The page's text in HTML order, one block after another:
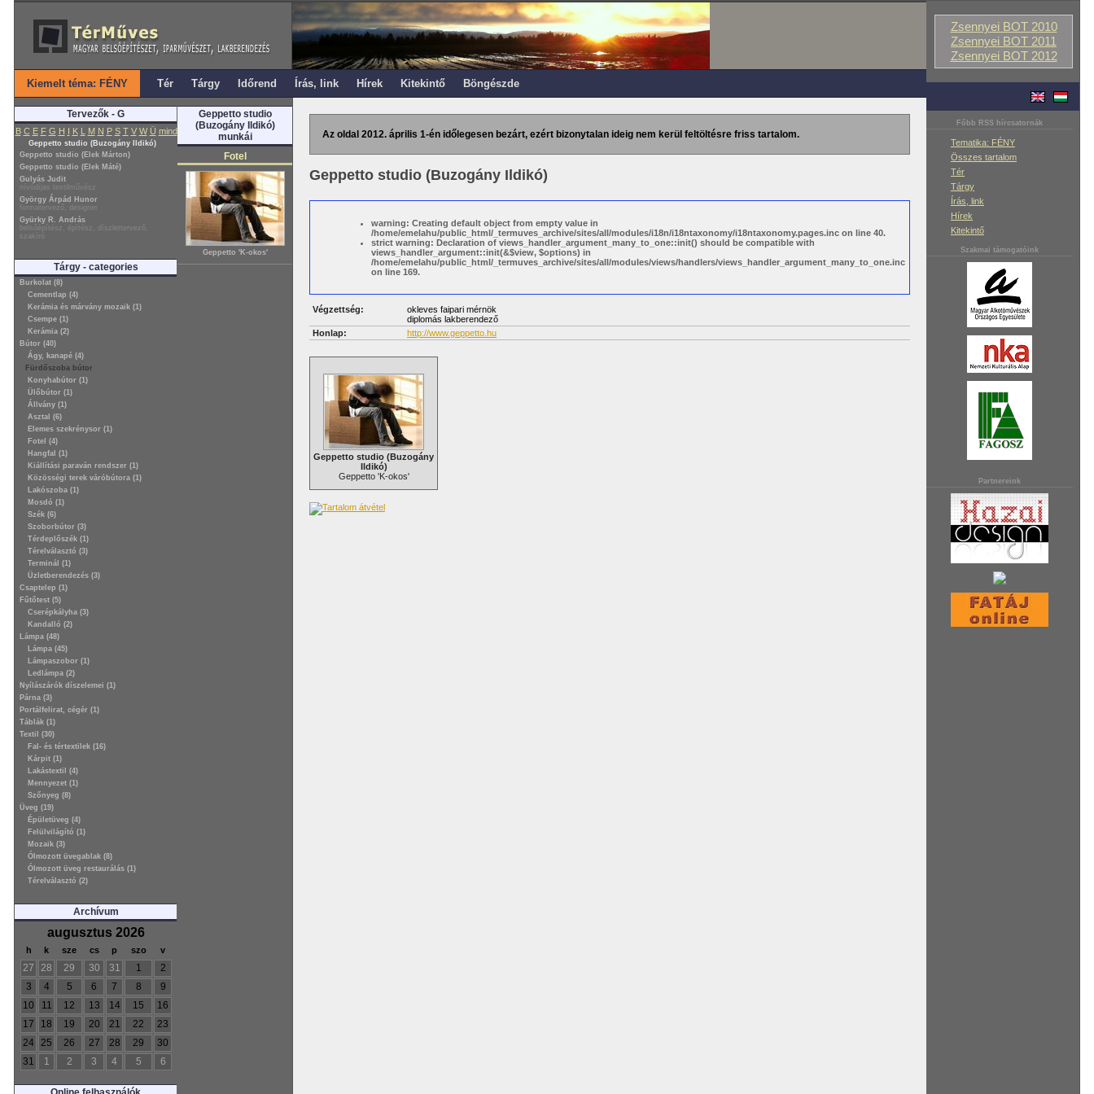
Zsennyei BOT 2010
Zsennyei BOT 2011
Zsennyei BOT 2012
Főbb RSS hírcsatornák
Tematika: FÉNY
Összes tartalom
Tér
Tárgy
Írás, link
Hírek
Kitekintő
Szakmai támogatóink
Partnereink
Kiemelt téma: FÉNY Tér Tárgy Időrend Írás, link Hírek Kitekintő Böngészde
Tervezők - G
B C E F G H I K L M N P S T V W Ü mind
Geppetto studio (Buzogány Ildikó)
Geppetto studio (Elek Márton)
Geppetto studio (Elek Máté)
Gulyás Judit
nívódíjas textilművész
György Árpád Hunor
formatervező, designer
Gyürky R. András
belsőépítész, építész, díszlettervező,
szakíró
Tárgy - categories
Burkolat (8)
Cementlap (4)
Kerámia és márvány mozaik (1)
Csempe (1)
Kerámia (2)
Bútor (40)
Ágy, kanapé (4)
Fürdőszoba bútor
Konyhabútor (1)
Ülőbútor (1)
Állvány (1)
Asztal (6)
Elemes szekrénysor (1)
Fotel (4)
Hangfal (1)
Kiállítási paraván rendszer (1)
Közösségi terek váróbútora (1)
Lakószoba (1)
Mosdó (1)
Szék (6)
Szoborbútor (3)
Térdeplőszék (1)
Térelválasztó (3)
Terminál (1)
Üzletberendezés (3)
Csaptelep (1)
Fűtőtest (5)
Cserépkályha (3)
Kandalló (2)
Lámpa (48)
Lámpa (45)
Lámpaszobor (1)
Ledlámpa (2)
Nyílászárók díszelemei (1)
Párna (3)
Portálfelirat, cégér (1)
Táblák (1)
Textil (30)
Fal- és tértextilek (16)
Kárpit (1)
Lakástextil (4)
Mennyezet (1)
Szőnyeg (8)
Üveg (19)
Épületüveg (4)
Felülvilágító (1)
Mozaik (3)
Ólmozott üvegablak (8)
Ólmozott üveg restaurálás (1)
Térelválasztó (2)
Archívum
augusztus 2026
h k sze cs p szo v
27 28 29 30 31 1
2
3
4 5 6 7 8
9
10
11 12 13 14 15
16
17
18 19 20 21 22
23
24
25 26 27 28 29
30
31
1 2 3 4 5 6
Geppetto studio
(Buzogány Ildikó)
munkái
Fotel
Geppetto 'K-okos'
Az oldal 2012. április 1-én időlegesen bezárt, ezért bizonytalan ideig nem kerül feltöltésre friss tartalom.
Geppetto studio (Buzogány Ildikó)
warning: Creating default object from empty value in
/home/emelahu/public_html/_termuves_archive/sites/all/modules/i18n/i18ntaxonomy/i18ntaxonomy.pages.inc on line 40.
strict warning: Declaration of views_handler_argument_many_to_one::init() should be compatible with
views_handler_argument::init(&$view, $options) in
/home/emelahu/public_html/_termuves_archive/sites/all/modules/views/handlers/views_handler_argument_many_to_one.inc
on line 169.
Végzettség:
okleves faipari mérnök
diplomás lakberendező
Honlap:
http://www.geppetto.hu
Geppetto studio (Buzogány
Ildikó)
Geppetto 'K-okos'